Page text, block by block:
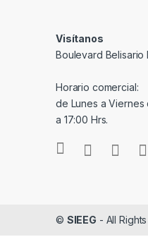
Visítanos
Boulevard Belisario
Horario comercial:
de Lunes a
a 17:00 Hrs.
© SIEEG - All